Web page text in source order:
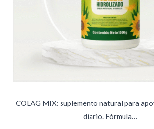
COLAG MIX: suplemento natural para
diario. Fórmula…